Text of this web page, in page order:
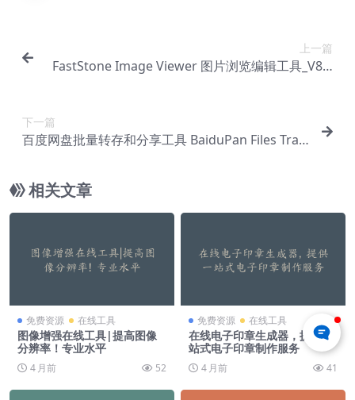
上一篇
FastStone Image Viewer 图片浏览编辑工具_V8.0
下一篇
百度网盘批量转存和分享工具 BaiduPan Files Tran
相关文章
免费资源 在线工具
图像增强在线工具|提高图像
分辨率！专业水平
4 月前 52
免费资源 在线工具
在线电子印章生成器，提供一
站式电子印章制作服务
4 月前 41